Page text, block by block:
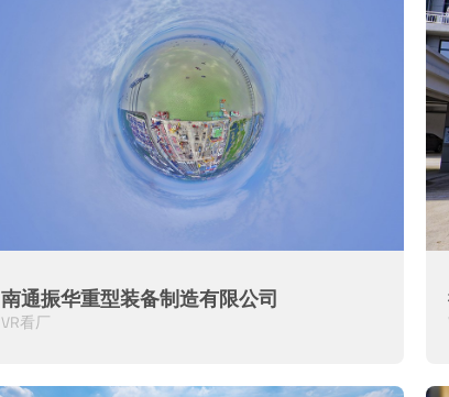
南通振华重型装备制造有限公司
VR看厂